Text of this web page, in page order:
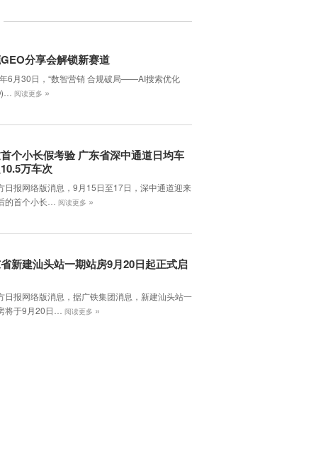
分享会解锁新赛道
6月30日，‌“数智营销 合规破局——AI搜索优化
阅读更多 »
个小长假考验 广东省深中通道日均车
万车次
日报网络版消息，9月15日至17日，深中通道迎来
的首个小长…
阅读更多 »
新建汕头站一期站房9月20日起正式启
日报网络版消息，据广铁集团消息，新建汕头站一
将于9月20日…
阅读更多 »